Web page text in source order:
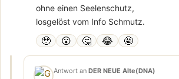
ohne einen Seelenschutz,
losgelöst vom Info Schmutz.
🥹 😮 🤔 😂 🤩
Antwort an DER NEUE Alte(DNA)